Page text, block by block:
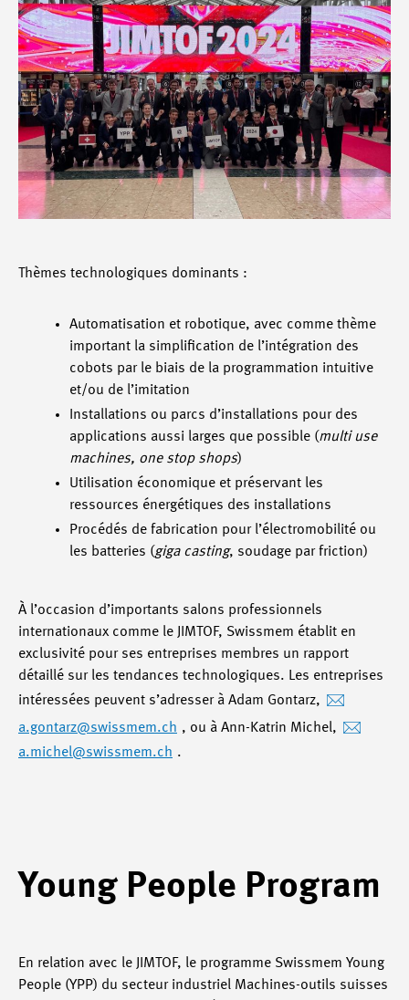
Thèmes technologiques dominants :
Automatisation et robotique, avec comme thème
important la simplification de l’intégration des
cobots par le biais de la programmation intuitive
et/ou de l’imitation
Installations ou parcs d’installations pour des
applications aussi larges que possible (multi use
machines, one stop shops)
Utilisation économique et préservant les
ressources énergétiques des installations
Procédés de fabrication pour l’électromobilité ou
les batteries (giga casting, soudage par friction)
À l’occasion d’importants salons professionnels
internationaux comme le JIMTOF, Swissmem établit en
exclusivité pour ses entreprises membres un rapport
détaillé sur les tendances technologiques. Les entreprises
intéressées peuvent s’adresser à Adam Gontarz,
a.gontarz@swissmem.ch , ou à Ann-Katrin Michel,
a.michel@swissmem.ch .
Young People Program
En relation avec le JIMTOF, le programme Swissmem Young
People (YPP) du secteur industriel Machines-outils suisses